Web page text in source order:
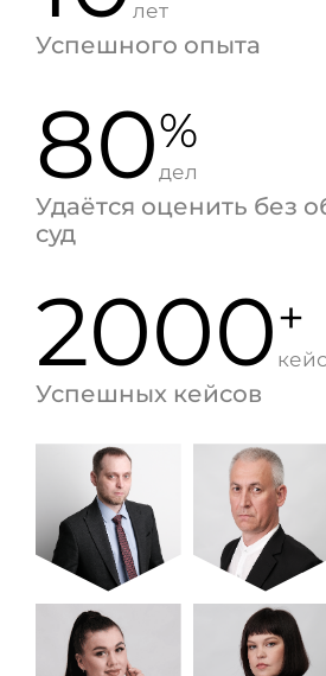
лет
Успешного опыта
80%
дел
Удаётся оценить без
суд
2000+
Успешных кейсов